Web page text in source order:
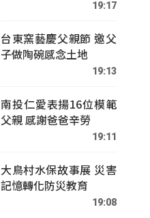
19:17
台東窯藝慶父親節 邀父
子做陶碗感念土地
19:13
南投仁愛表揚16位模範
父親 感謝爸爸辛勞
19:11
大鳥村水保故事展 災害
記憶轉化防災教育
19:08